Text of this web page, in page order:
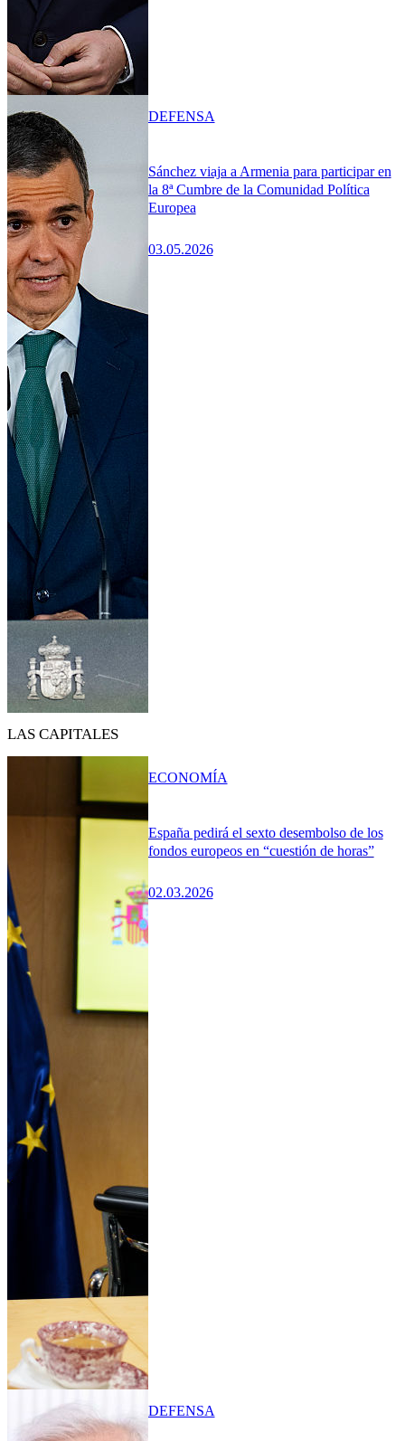
Sánchez viaja a Armenia para participar en
la 8ª Cumbre de la Comunidad Política
Europea
03.05.2026
DEFENSA
LAS CAPITALES
España pedirá el sexto desembolso de los
fondos europeos en “cuestión de horas”
02.03.2026
ECONOMÍA
DEFENSA